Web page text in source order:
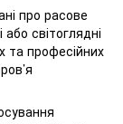
про расове
світоглядні
та професійних